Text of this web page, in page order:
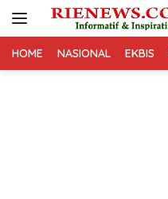
HOME NASIONAL EKBIS